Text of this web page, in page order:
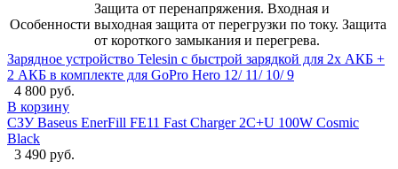
Особенности
Защита от перенапряжения. Входная и
выходная защита от перегрузки по току. Защита
от короткого замыкания и перегрева.
Зарядное устройство Telesin с быстрой зарядкой для 2х АКБ +
2 АКБ в комплекте для GoPro Hero 12/ 11/ 10/ 9
4 800 руб.
В корзину
СЗУ Baseus EnerFill FE11 Fast Charger 2C+U 100W Cosmic
Black
3 490 руб.